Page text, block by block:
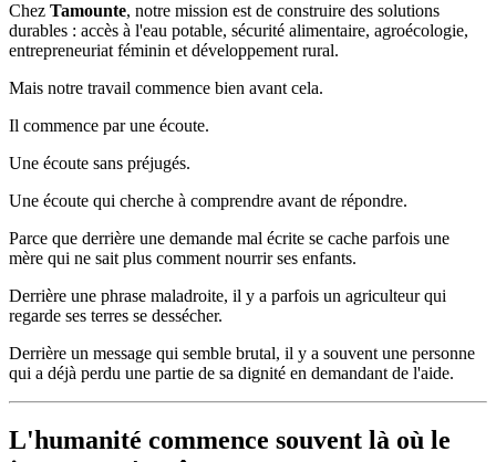
Chez Tamounte, notre mission est de construire des solutions
durables : accès à l'eau potable, sécurité alimentaire, agroécologie,
entrepreneuriat féminin et développement rural.
Mais notre travail commence bien avant cela.
Il commence par une écoute.
Une écoute sans préjugés.
Une écoute qui cherche à comprendre avant de répondre.
Parce que derrière une demande mal écrite se cache parfois une
mère qui ne sait plus comment nourrir ses enfants.
Derrière une phrase maladroite, il y a parfois un agriculteur qui
regarde ses terres se dessécher.
Derrière un message qui semble brutal, il y a souvent une personne
qui a déjà perdu une partie de sa dignité en demandant de l'aide.
L'humanité commence souvent là où le